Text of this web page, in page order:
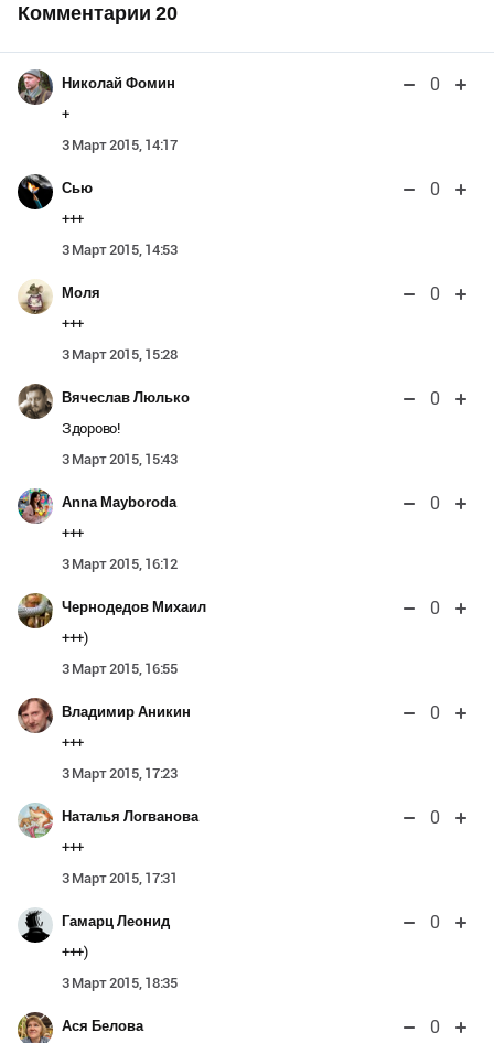
Комментарии 20
Николай Фомин 0
+
3 Март 2015, 14:17
Сью 0
+++
3 Март 2015, 14:53
Моля 0
+++
3 Март 2015, 15:28
Вячеслав Люлько 0
Здорово!
3 Март 2015, 15:43
Anna Mayboroda 0
+++
3 Март 2015, 16:12
Чернодедов Михаил 0
+++)
3 Март 2015, 16:55
Владимир Аникин 0
+++
3 Март 2015, 17:23
Наталья Логванова 0
+++
3 Март 2015, 17:31
Гамарц Леонид 0
+++)
3 Март 2015, 18:35
Ася Белова 0